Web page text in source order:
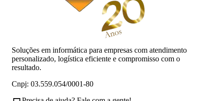
Soluções em informática para empresas com atendimento
personalizado, logística eficiente e compromisso com o
resultado.
Cnpj: 03.559.054/0001-80